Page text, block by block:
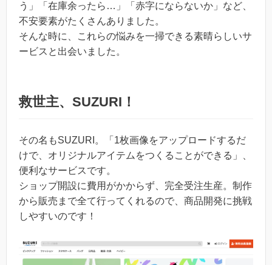
う」「在庫余ったら…」「赤字にならないか」など、
不安要素がたくさんありました。
そんな時に、これらの悩みを一掃できる素晴らしいサ
ービスと出会いました。
救世主、SUZURI！
その名もSUZURI。「1枚画像をアップロードするだ
けで、オリジナルアイテムをつくることができる」、
便利なサービスです。
ショップ開設に費用がかからず、完全受注生産。制作
から販売まで全て行ってくれるので、商品開発に挑戦
しやすいのです！